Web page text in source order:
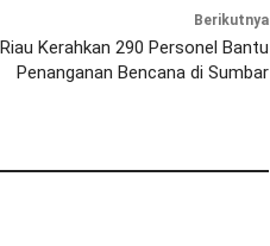
Berikutnya
Kerahkan 290 Personel Bantu
Penanganan Bencana di Sumbar